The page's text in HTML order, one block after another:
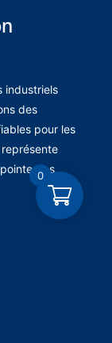
industriels
des
pour les
des
0